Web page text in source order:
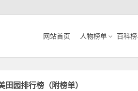
网站首页 人物榜单 百科
田园排行榜（附榜单）